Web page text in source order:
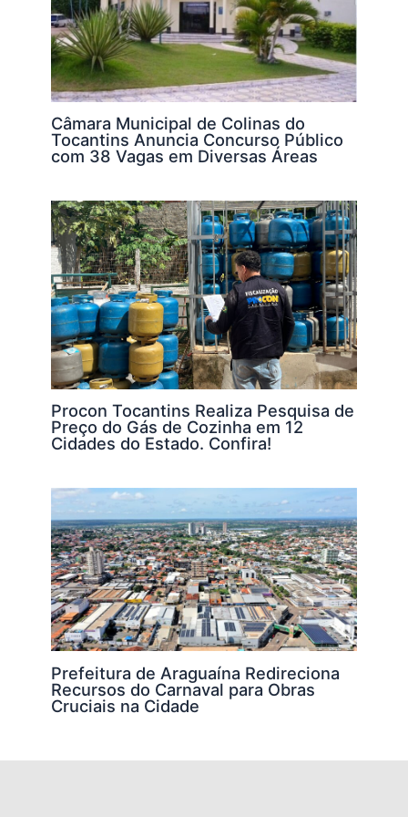
Câmara Municipal de Colinas do
Tocantins Anuncia Concurso Público
com 38 Vagas em Diversas Áreas
Procon Tocantins Realiza Pesquisa de
Preço do Gás de Cozinha em 12
Cidades do Estado. Confira!
Prefeitura de Araguaína Redireciona
Recursos do Carnaval para Obras
Cruciais na Cidade